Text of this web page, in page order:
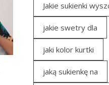
Jakie sukienki
jakie swetry dla
jaki kolor kurtki
jaką sukienkę na